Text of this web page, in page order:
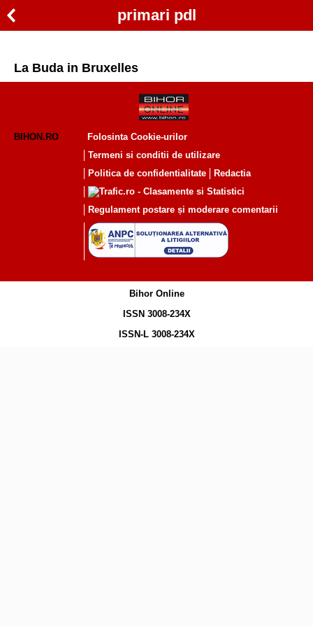
primari pdl
La Buda in Bruxelles
BIHON.RO
Folosinta Cookie-urilor
Termeni si conditii de utilizare
Politica de confidentialitate
Redactia
Regulament postare și moderare comentarii
Bihor Online
ISSN 3008-234X
ISSN-L 3008-234X